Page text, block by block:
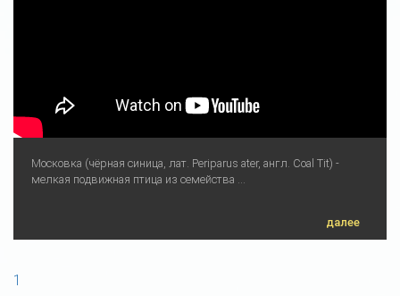
Московка (чёрная синица, лат. Periparus ater, англ. Coal Tit) -
мелкая подвижная птица из семейства ...
далее
1